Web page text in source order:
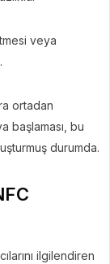
veya
ortadan
başlaması, bu
durumda.
ilgilendiren